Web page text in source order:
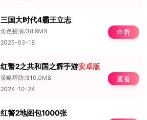
三国大时代4霸王立志
角色扮演/38.9MB
2025-03-18
查看
红警2之共和国之辉手游安卓版
策略塔防/310.0MB
2024-10-24
查看
红警2地图包1000张